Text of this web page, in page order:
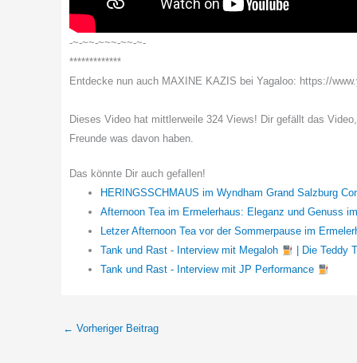
-~-~~-~~~-~~-~-
*************
Entdecke nun auch MAXINE KAZIS bei Yagaloo: https://
Dieses Video hat mittlerweile 324 Views! Dir gefällt das
Freunde was davon haben.
Das könnte Dir auch gefallen!
HERINGSSCHMAUS im Wyndham Grand Salzburg
Afternoon Tea im Ermelerhaus: Eleganz und Genuss
Letzer Afternoon Tea vor der Sommerpause im
Tank und Rast - Interview mit Megaloh
| Die Teddy
Tank und Rast - Interview mit JP Performance
← Vorheriger Beitrag